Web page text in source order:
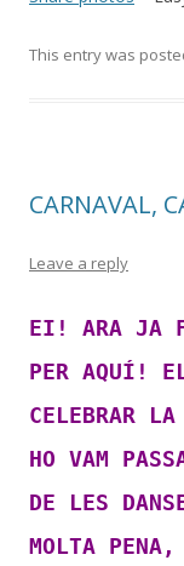
This entry was
CARNAVAL,
Leave a reply
EI! ARA JA
PER AQUÍ!
CELEBRAR
HO VAM
DE LES
MOLTA